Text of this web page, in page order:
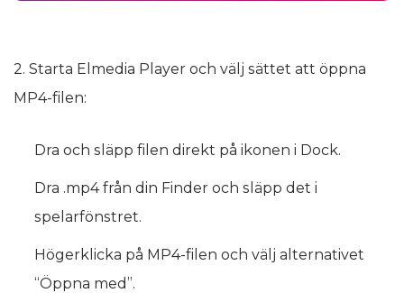
2. Starta Elmedia Player och välj sättet att öppna
MP4-filen:
Dra och släpp filen direkt på ikonen i Dock.
Dra .mp4 från din Finder och släpp det i
spelarfönstret.
Högerklicka på MP4-filen och välj alternativet
“Öppna med”.